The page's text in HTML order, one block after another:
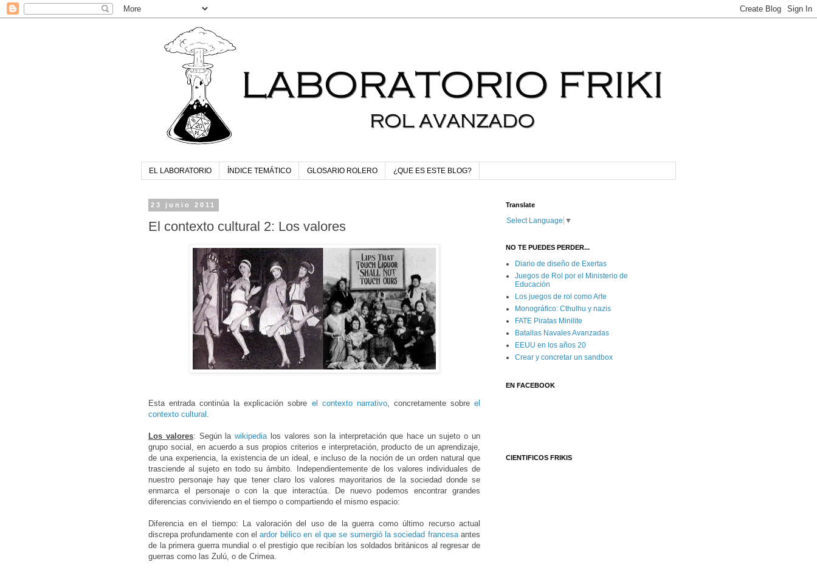
EL LABORATORIO ÍNDICE TEMÁTICO GLOSARIO ROLERO ¿QUE ES ESTE BLOG?
23 junio 2011
El contexto cultural 2: Los valores
Esta entrada continúa la explicación sobre el contexto narrativo, concretamente sobreel
contexto cultural .
Los valores: Según lawikipedialos valores son la interpretación que hace un sujeto o un
grupo social, en acuerdo a sus propios criterios e interpretación, producto de un aprendizaje,
de una experiencia, la existencia de un ideal, e incluso de la noción de un orden natural que
trasciende al sujeto en todo su ámbito. Independientemente de los valores individuales de
nuestro personaje hay que tener claro los valores mayoritarios de la sociedad donde se
enmarca el personaje o con la que interactúa. De nuevo podemos encontrar grandes
diferencias conviviendo en el tiempo o compartiendo el mismo espacio:
Diferencia en el tiempo: La valoración del uso de la guerra como último recurso actual
discrepa profundamente con elardor bélico en el que se sumergió la sociedad francesaantes
de la primera guerra mundial o el prestigio que recibían los soldados británicos al regresar de
guerras como las Zulú, o de Crimea.
Translate
Select Language ▼
NO TE PUEDES PERDER...
Diario de diseño de Exertas
Juegos de Rol por el Ministerio de
Educación
Los juegos de rol como Arte
Monográfico: Cthulhu y nazis
FATE Piratas Minilite
Batallas Navales Avanzadas
EEUU en los años 20
Crear y concretar un sandbox
EN FACEBOOK
CIENTIFICOS FRIKIS